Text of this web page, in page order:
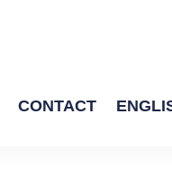
CONTACT